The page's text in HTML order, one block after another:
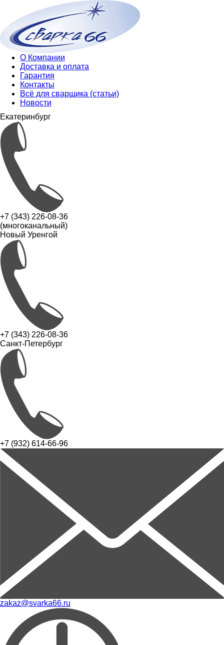
О Компании
Доставка и оплата
Гарантия
Контакты
Всё для сварщика (статьи)
Новости
Екатеринбург
+7 (343) 226-08-36
(многоканальный)
Новый Уренгой
+7 (343) 226-08-36
Санкт-Петербург
+7 (932) 614-66-96
zakaz@svarka66.ru